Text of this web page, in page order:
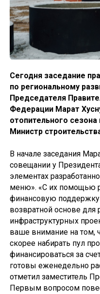
Сегодня заседание
по региональному
Председателя
Федерации Марат
отопительного
Министр
В начале заседания
совещании у
элементах
меню». «С их помощью
финансовую
возвратной основе для
инфраструктурных
ваше внимание на том,
скорее набирать пул
финансироваться за
готовы еженедельно
отметил заместитель
Первым вопросом